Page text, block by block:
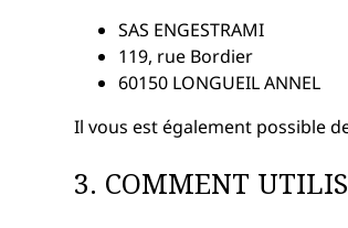
SAS ENGESTRAMI
119, rue Bordier
60150 LONGUEIL ANNEL
Il vous est également possible
3. COMMENT